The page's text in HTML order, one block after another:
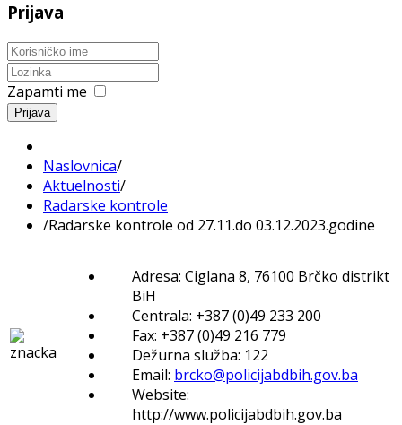
Prijava
Zapamti me
Prijava
Naslovnica/
Aktuelnosti/
Radarske kontrole
/Radarske kontrole od 27.11.do 03.12.2023.godine
Adresa: Ciglana 8, 76100 Brčko distrikt
BiH
Centrala: +387 (0)49 233 200
Fax: +387 (0)49 216 779
Dežurna služba: 122
Email: brcko@policijabdbih.gov.ba
Website:
http://www.policijabdbih.gov.ba